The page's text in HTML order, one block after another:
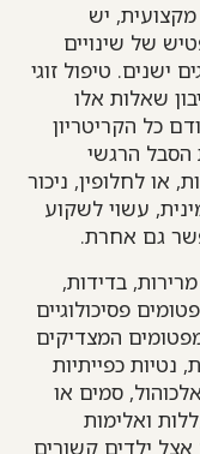
מקצועית, יש
של שינויים
טיפול זוגי
שאלות אלו
כל הקריטריון
הסבל הרגשי
או לחלופין, ניכור
עשוי לשקוע
גם אחרת.
בדידות,
פסיכולוגיים
המצדיקים
נטיות כפייתיות
סמים או
ואלימות
ילדים קשורים